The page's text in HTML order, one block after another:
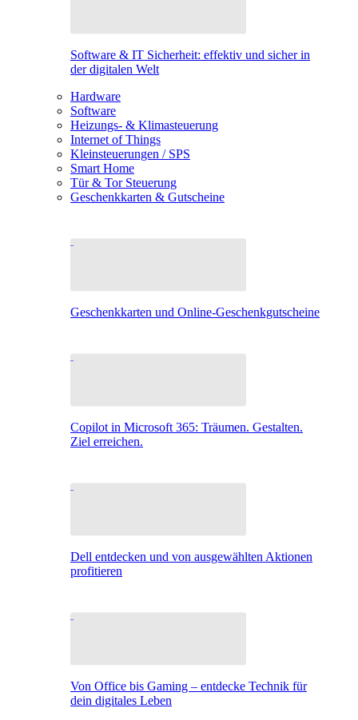
Software & IT Sicherheit: effektiv und sicher in
der digitalen Welt
Hardware
Software
Heizungs- & Klimasteuerung
Internet of Things
Kleinsteuerungen / SPS
Smart Home
Tür & Tor Steuerung
Geschenkkarten & Gutscheine
Geschenkkarten und Online-Geschenkgutscheine
Copilot in Microsoft 365: Träumen. Gestalten.
Ziel erreichen.
Dell entdecken und von ausgewählten Aktionen
profitieren
Von Office bis Gaming – entdecke Technik für
dein digitales Leben